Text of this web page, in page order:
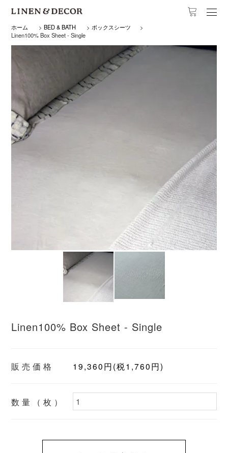
ホーム >BED & BATH > ボックスシーツ
>
Linen100% Box Sheet - Single
Linen100% Box Sheet - Single
販売価格 19,360円(税1,760円)
数量（枚）